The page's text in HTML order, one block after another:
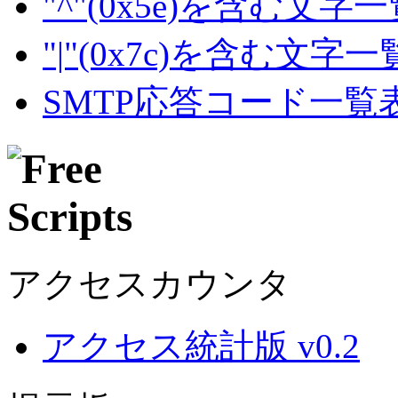
"|"(0x7c)を含む文字一
SMTP応答コード一覧
アクセスカウンタ
アクセス統計版 v0.2